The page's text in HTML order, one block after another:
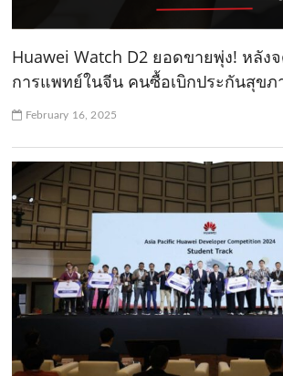
Huawei Watch D2 ยอดขายพุ่ง! หลัง
การแพทย์ในจีน คนซื้อเบิกประกันสุขภ
February 16, 2025